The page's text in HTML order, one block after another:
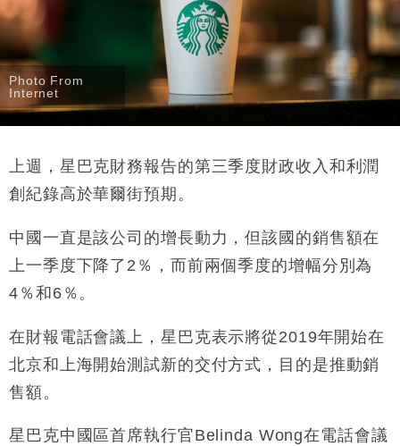
Photo From
Internet
上週，星巴克財務報告的第三季度財政收入和利潤
創紀錄高於華爾街預期。
中國一直是該公司的增長動力，但該國的銷售額在
上一季度下降了2％，而前兩個季度的增幅分別為
4％和6％。
在財報電話會議上，星巴克表示將從2019年開始在
北京和上海開始測試新的交付方式，目的是推動銷
售額。
星巴克中國區首席執行官Belinda Wong在電話會議